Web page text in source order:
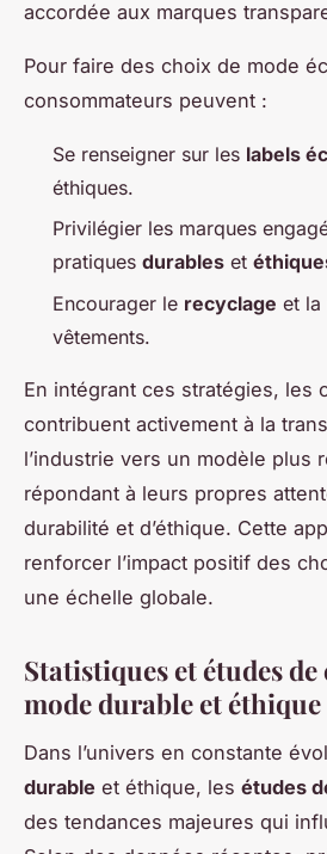
accordée aux marques
Pour faire des choix de mode
consommateurs peuvent :
Se renseigner sur les labels
éthiques.
Privilégier les marques
pratiques durables et
Encourager le recyclage et la
vêtements.
En intégrant ces stratégies, les
contribuent activement à la
l’industrie vers un modèle plus
répondant à leurs propres
durabilité et d’éthique. Cette
renforcer l’impact positif des
une échelle globale.
Statistiques et études de
mode durable et éthique
Dans l’univers en constante
durable et éthique, les études
des tendances majeures qui